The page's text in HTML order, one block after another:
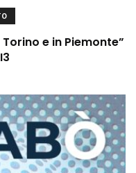
e in Piemonte”